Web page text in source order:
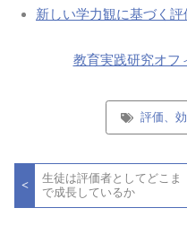
新しい学力観に基づく評
教育実践研究オフ
評価、
稿
ビ
<
生徒は評価者としてどこま
で成長しているか